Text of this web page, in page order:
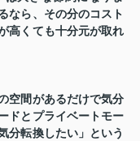
なら、その分のコスト
高くても十分元が取れ
空間があるだけで気分
ドとプライベートモー
分転換したい」という